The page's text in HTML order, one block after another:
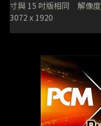
寸與 15 吋版相同 解像度
3072 x 1920